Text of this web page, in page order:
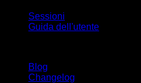
Sessioni
Guida dell'utente
Blog
Changelog